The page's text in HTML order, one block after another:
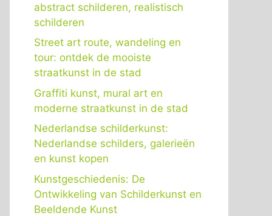
abstract schilderen, realistisch
schilderen
Street art route, wandeling en
tour: ontdek de mooiste
straatkunst in de stad
Graffiti kunst, mural art en
moderne straatkunst in de stad
Nederlandse schilderkunst:
Nederlandse schilders, galerieën
en kunst kopen
Kunstgeschiedenis: De
Ontwikkeling van Schilderkunst en
Beeldende Kunst